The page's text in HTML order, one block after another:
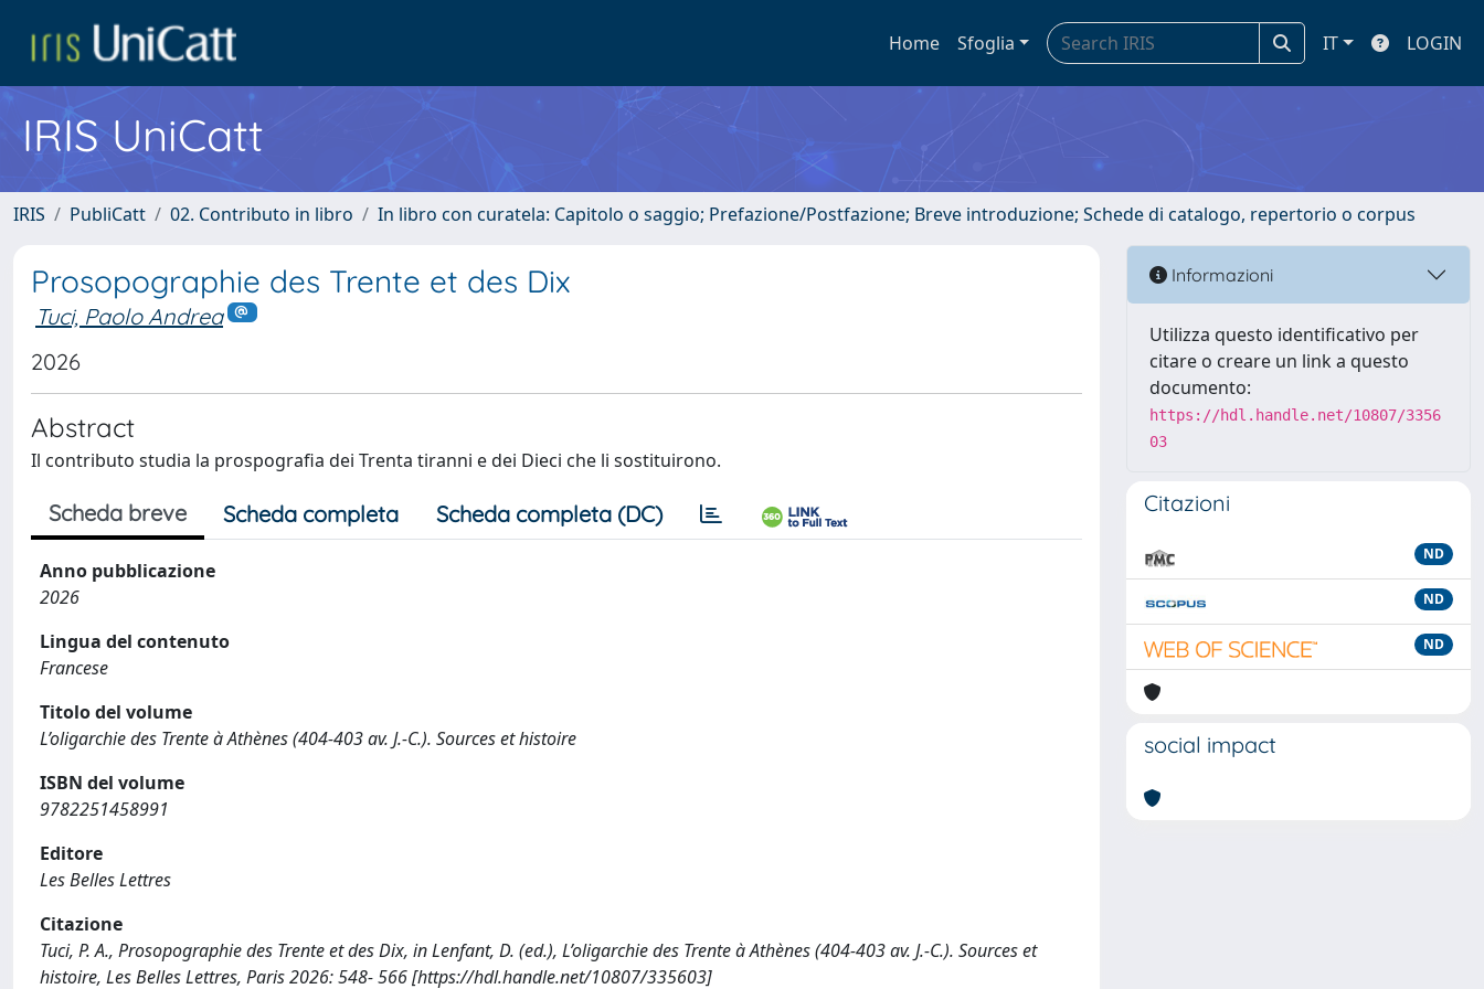
Home Sfoglia IT LOGIN
IRIS UniCatt
IRIS PubliCatt 02. Contributo in libro In libro con curatela: Capitolo o saggio; Prefazione/Postfazione; Breve introduzione; Schede di catalogo, repertorio o corpus
Prosopographie des Trente et des Dix
Tuci, Paolo Andrea
2026
Abstract
Il contributo studia la prospografia dei Trenta tiranni e dei Dieci che li sostituirono.
Scheda breve Scheda completa Scheda completa (DC)
Anno pubblicazione
2026
Lingua del contenuto
Francese
Titolo del volume
L’oligarchie des Trente à Athènes (404-403 av. J.-C.). Sources et histoire
ISBN del volume
9782251458991
Editore
Les Belles Lettres
Citazione
Tuci, P. A., Prosopographie des Trente et des Dix, in Lenfant, D. (ed.), L’oligarchie des Trente à Athènes (404-403 av. J.-C.). Sources et
histoire, Les Belles Lettres, Paris 2026: 548- 566 [https://hdl.handle.net/10807/335603]
Informazioni
Utilizza questo identificativo per
citare o creare un link a questo
documento:
https://hdl.handle.net/10807/3356
03
Citazioni
ND
ND
ND
social impact